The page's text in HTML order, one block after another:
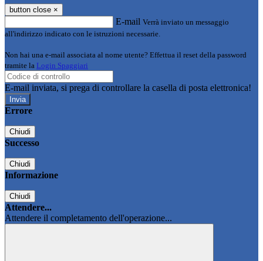
button close ×
E-mail Verrà inviato un messaggio
all'indirizzo indicato con le istruzioni necessarie.
Non hai una e-mail associata al nome utente? Effettua il reset della password
tramite la Login Spaggiari
E-mail inviata, si prega di controllare la casella di posta elettronica!
Errore
Chiudi
Successo
Chiudi
Informazione
Chiudi
Attendere...
Attendere il completamento dell'operazione...